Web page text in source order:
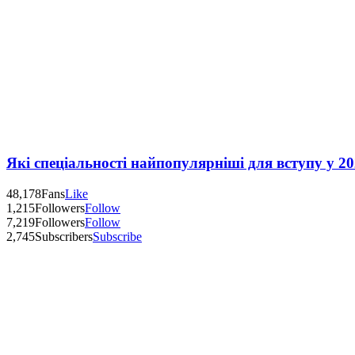
Які спеціальності найпопулярніші для вступу у
48,178FansLike
1,215FollowersFollow
7,219FollowersFollow
2,745SubscribersSubscribe